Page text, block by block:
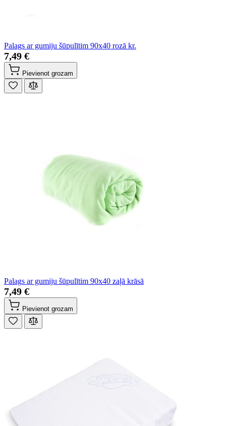
Palags ar gumiju šūpulītim 90x40 rozā kr.
7,49 €
Pievienot grozam
Palags ar gumiju šūpulītim 90x40 zaļā krāsā
7,49 €
Pievienot grozam